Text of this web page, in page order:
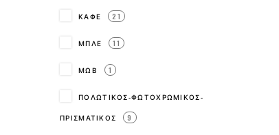
ΚΑΦΕ 21
ΜΠΛΕ 11
ΜΩΒ 1
ΠΟΛΩΤΙΚΟΣ-ΦΩΤΟΧΡΩΜΙΚΟΣ-
ΠΡΙΣΜΑΤΙΚΟΣ
9